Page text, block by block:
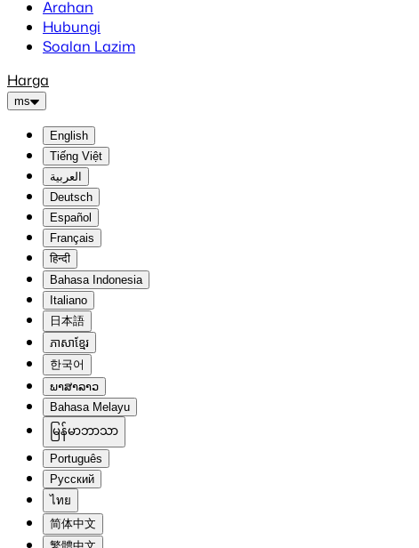
Arahan
Hubungi
Soalan Lazim
Harga
ms
English
Tiếng Việt
العربية
Deutsch
Español
Français
हिन्दी
Bahasa Indonesia
Italiano
日本語
ភាសាខ្មែរ
한국어
ພາສາລາວ
Bahasa Melayu
မြန်မာဘာသာ
Português
Русский
ไทย
简体中文